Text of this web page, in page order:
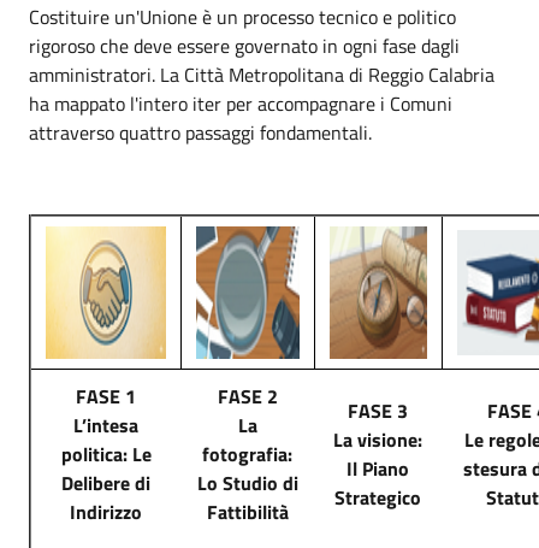
Costituire un'Unione è un processo tecnico e politico
rigoroso che deve essere governato in ogni fase dagli
amministratori. La Città Metropolitana di Reggio Calabria
ha mappato l'intero iter per accompagnare i Comuni
attraverso quattro passaggi fondamentali.
FASE 1
L’intesa
politica: Le
Delibere di
Indirizzo
FASE 2
La
fotografia:
Lo Studio di
Fattibilità
FASE 3
La visione:
Il Piano
Strategico
FASE
Le
stesura